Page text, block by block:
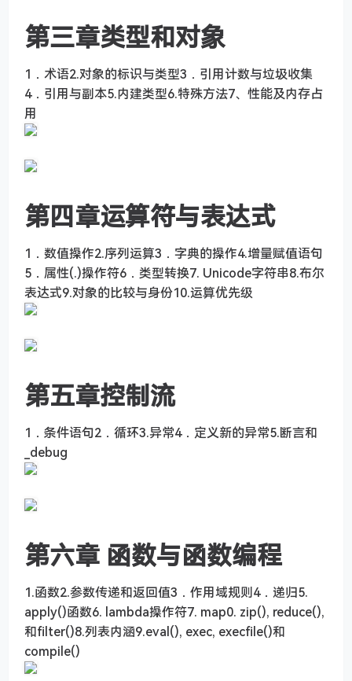
第三章类型和对象
1．术语2.对象的标识与类型3．引用计数与垃圾收集
4．引用与副本5.内建类型6.特殊方法7、性能及内存占
用
第四章运算符与表达式
1．数值操作2.序列运算3．字典的操作4.增量赋值语句
5．属性(.)操作符6．类型转换7. Unicode字符串8.布尔
表达式9.对象的比较与身份10.运算优先级
第五章控制流
1．条件语句2．循环3.异常4．定义新的异常5.断言和
_debug
第六章 函数与函数编程
1.函数2.参数传递和返回值3．作用域规则4．递归5.
apply()函数6. lambda操作符7. map0. zip(), reduce(),
和filter()8.列表内涵9.eval(), exec, execfile()和
compile()